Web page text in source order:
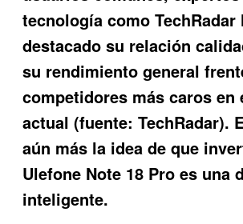
tecnología como TechRadar
destacado su relación
su rendimiento general
competidores más caros en
actual (fuente: TechRadar).
aún más la idea de que
Ulefone Note 18 Pro es una
inteligente.